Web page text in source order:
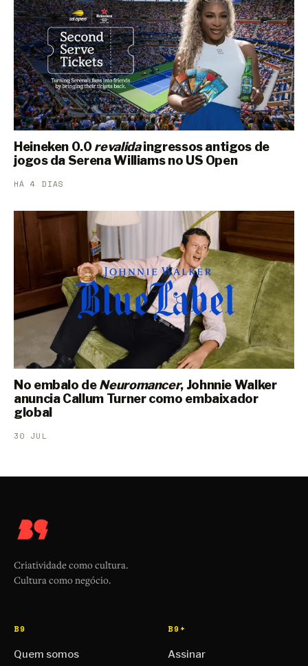
Heineken 0.0revalidaingressos antigos de
jogos da Serena Williams no US Open
HÁ 4 DIAS
No embalo deNeuromancer, Johnnie Walker
anuncia Callum Turner como embaixador
global
30 JUL
Criatividade como cultura.
Cultura como negócio.
B9
Quem somos
B9+
Assinar